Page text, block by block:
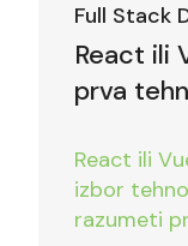
Full Stack
React ili
prva
React ili
izbor
razumeti